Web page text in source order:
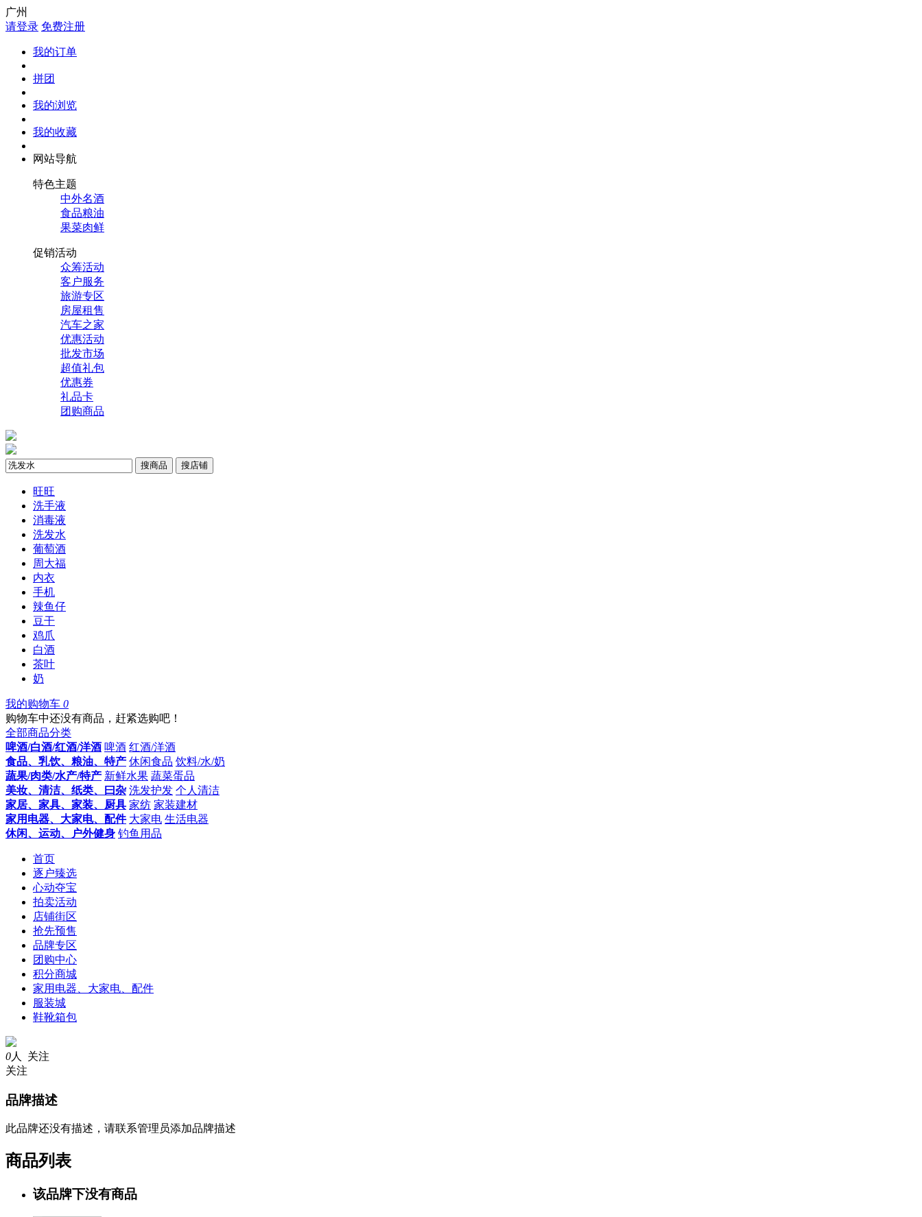
广州
请登录 免费注册
我的订单
拼团
我的浏览
我的收藏
网站导航
特色主题
中外名酒
食品粮油
果菜肉鲜
促销活动
众筹活动
客户服务
旅游专区
房屋租售
汽车之家
优惠活动
批发市场
超值礼包
优惠券
礼品卡
团购商品
搜商品 搜店铺
旺旺
洗手液
消毒液
洗发水
葡萄酒
周大福
内衣
手机
辣鱼仔
豆干
鸡爪
白酒
茶叶
奶
我的购物车 0
购物车中还没有商品，赶紧选购吧！
全部商品分类
啤酒/白酒/红酒/洋酒 啤酒 红酒/洋酒
食品、乳饮、粮油、特产 休闲食品 饮料/水/奶
蔬果/肉类/水产/特产 新鲜水果 蔬菜蛋品
美妆、清洁、纸类、曰杂 洗发护发 个人清洁
家居、家具、家装、厨具 家纺 家装建材
家用电器、大家电、配件 大家电 生活电器
休闲、运动、户外健身 钓鱼用品
首页
逐户臻选
心动夺宝
拍卖活动
店铺街区
抢先预售
品牌专区
团购中心
积分商城
家用电器、大家电、配件
服装城
鞋靴箱包
0人 关注
关注
品牌描述
此品牌还没有描述，请联系管理员添加品牌描述
商品列表
该品牌下没有商品